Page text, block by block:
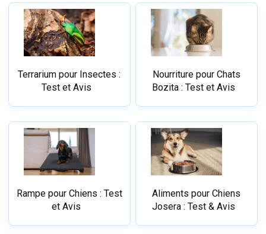
Terrarium pour Insectes :
Test et Avis
Nourriture pour Chats
Bozita : Test et Avis
Rampe pour Chiens : Test
et Avis
Aliments pour Chiens
Josera : Test & Avis